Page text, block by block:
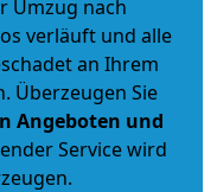
Umzug nach
verläuft und alle
an Ihrem
Überzeugen Sie
Angeboten und
Service wird